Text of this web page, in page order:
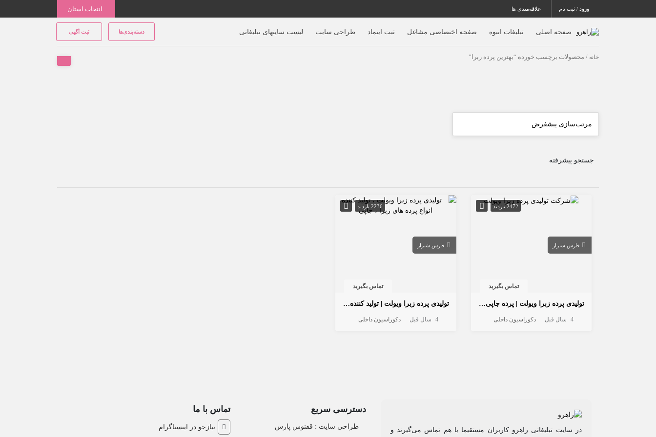
انتخاب استان ورود / ثبت نام علاقه‌مندی ها
صفحه اصلی تبلیغات انبوه صفحه اختصاصی مشاغل ثبت اینماد طراحی سایت لیست سایتهای تبلیغاتی دسته‌بندی‌ها ثبت آگهی
خانه / محصولات برچسب خورده “بهترین پرده زبرا”
جستجو پیشرفته
2472 بازدید
فارس شیراز
تماس بگیرید
تولیدی پرده زبرا ویولت | پرده چاپی زبرا
4 سال قبل دکوراسیون داخلی
2236 بازدید
فارس شیراز
تماس بگیرید
تولیدی پرده زبرا ویولت | تولید کننده انواع پرده
4 سال قبل دکوراسیون داخلی
در سایت تبلیغاتی راهرو کاربران مستقیما با هم تماس می‌گیرند و
دسترسی سریع
طراحی سایت :‌ ققنوس پارس
تماس با ما
نیازجو در اینستاگرام